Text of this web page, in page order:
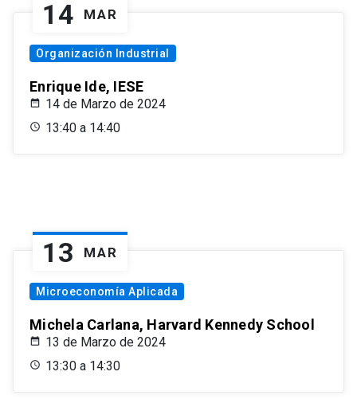
14 MAR
Organización Industrial
Enrique Ide, IESE
14 de Marzo de 2024
13:40 a 14:40
13 MAR
Microeconomía Aplicada
Michela Carlana, Harvard Kennedy School
13 de Marzo de 2024
13:30 a 14:30